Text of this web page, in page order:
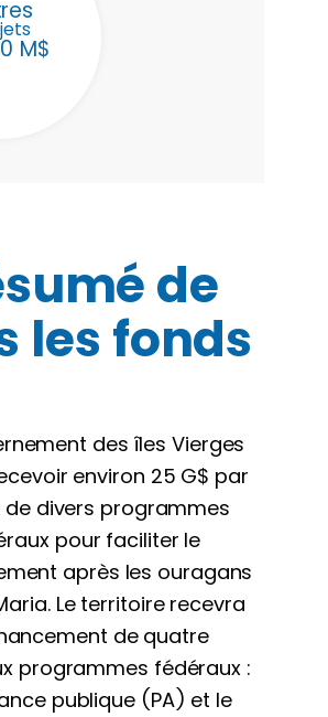
M$
de
les fonds
des îles Vierges
environ 25 G$ par
de divers programmes
pour faciliter le
après les ouragans
Le territoire recevra
de quatre
programmes fédéraux :
publique (PA) et le